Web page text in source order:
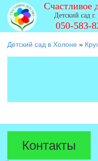
Счастливое
Детский сад
050-583-
Детский сад в Холоне »
Контакты